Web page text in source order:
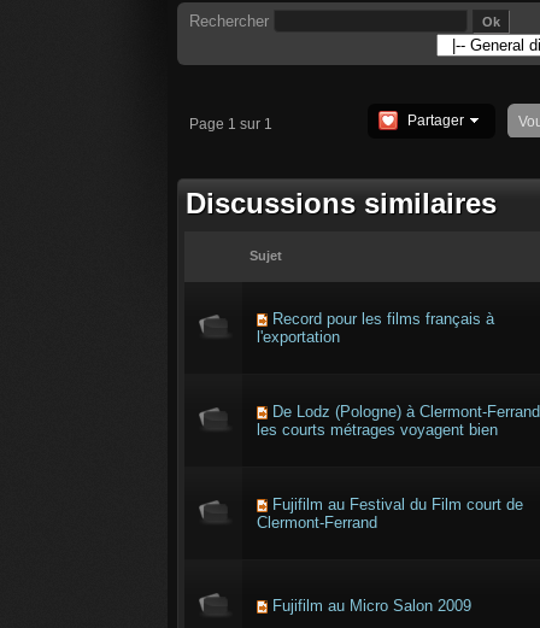
Rechercher
Page 1 sur 1 Partager
Discussions similaires
Sujet
Record pour les films français à
l'exportation
De Lodz (Pologne) à Clermont-
les courts métrages voyagent bien
Fujifilm au Festival du Film court de
Clermont-Ferrand
Fujifilm au Micro Salon 2009